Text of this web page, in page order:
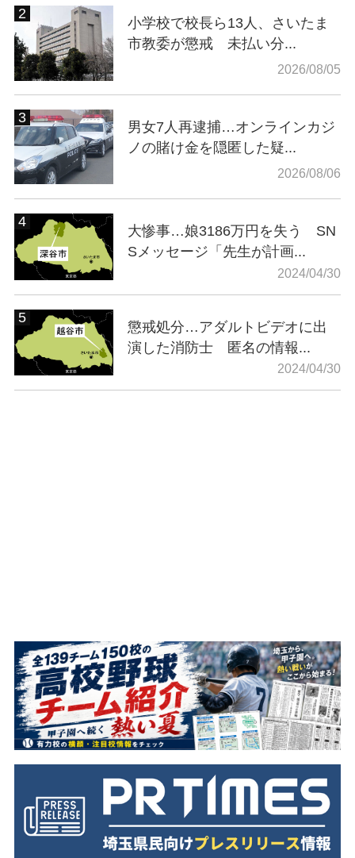
小学校で校長ら13人、さいたま
市教委が懲戒 未払い分...
2026/08/05
男女7人再逮捕…オンラインカジ
ノの賭け金を隠匿した疑...
2026/08/06
大惨事…娘3186万円を失う SN
Sメッセージ「先生が計画...
2024/04/30
懲戒処分…アダルトビデオに出
演した消防士 匿名の情報...
2024/04/30